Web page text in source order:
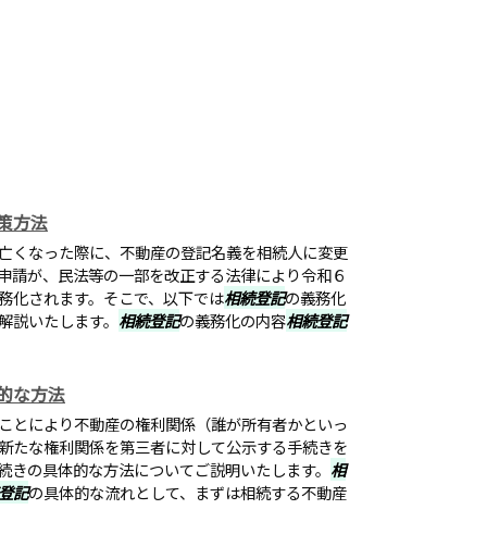
方法
くなった際に、不動産の登記名義を相続人に変更
請が、民法等の一部を改正する法律により令和６
化されます。そこで、以下では相続登記の義務化
いたします。 相続登記の義務化の内容相続登記
な方法
とにより不動産の権利関係（誰が所有者かといっ
たな権利関係を第三者に対して公示する手続きを
きの具体的な方法についてご説明いたします。 相
記の具体的な流れとして、まずは相続する不動産